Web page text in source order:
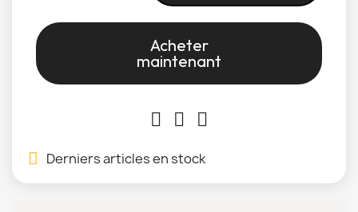
Acheter
maintenant
Derniers articles en stock